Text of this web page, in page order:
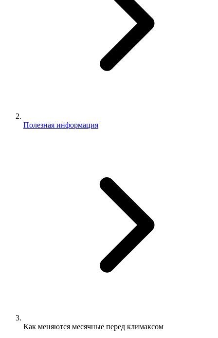
Полезная информация
Как меняются месячные перед климаксом